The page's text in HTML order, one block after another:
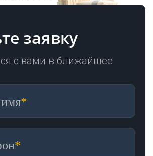
заявку
с вами в ближайшее
*
*